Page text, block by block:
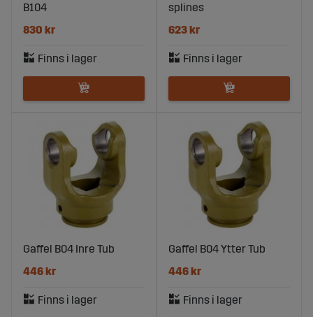
B104
830 kr
splines
623 kr
Gaffel B04 Inre Tub
446 kr
Gaffel B04 Ytter Tub
446 kr